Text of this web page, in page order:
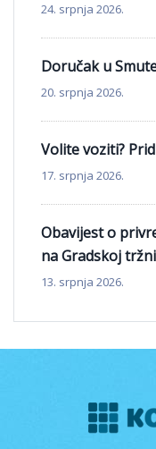
24. srpnja 2026.
Doručak u
20. srpnja 2026.
Volite voziti?
17. srpnja 2026.
Obavijest o
na Gradskoj
13. srpnja 2026.